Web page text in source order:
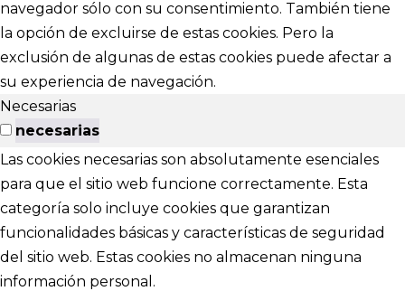
navegador sólo con su consentimiento. También tiene
la opción de excluirse de estas cookies. Pero la
exclusión de algunas de estas cookies puede afectar a
su experiencia de navegación.
Necesarias
necesarias
Las cookies necesarias son absolutamente esenciales
para que el sitio web funcione correctamente. Esta
categoría solo incluye cookies que garantizan
funcionalidades básicas y características de seguridad
del sitio web. Estas cookies no almacenan ninguna
información personal.